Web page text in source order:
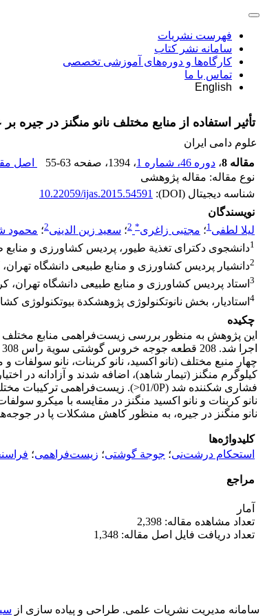
فهرست نشریات
سامانه نشر کتاب
کارگاه‌ها و دوره‌های آموزشی تخصصی
تماس با ما
English
تأثیر استفاده از منابع مختلف نانو منگنز در
علوم دامی ایران
مقاله 8
، دوره 46، شماره 1 ، 1394 ، صفحه 55-63 اصل
نوع مقاله: مقاله پژوهشی
شناسه دیجیتال (DOI):
10.22059/ijas.2015.54591
نویسندگان
لیلا لطفی1؛ مجتبی زاغری*
2؛ سعید زین الدینی2؛ محمود
1دانشجوی دکترای تغذیة طیور، پردیس کشاورزی و منابع
2دانشیار پردیس کشاورزی و منابع طبیعی دانشگاه
3 استاد پردیس کشاورزی و منابع طبیعی دانشگاه تهران،
4 استادیار، بخش نانوتکنولوژی پژوهشکدة بیوتکنولوژی
چکیده
این پژوهش به منظور بررسی زیست‌فراهمی منابع مختلف
کیلوگرم منگنز (تیمار شاهد)، اضافه شدند و آزادانه در
نانو منگنز در جیره، به منظور کاهش مشکلات پا در
کلیدواژه‌ها
استحکام درشت‌نی؛ جوجة گوشتی؛ زیست‌فراهمی؛
مراجع
آمار
تعداد مشاهده مقاله: 2,398
تعداد دریافت فایل اصل مقاله: 1,348
سامانه مدیریت نشریات علمی. طراحی و پیاده سازی از